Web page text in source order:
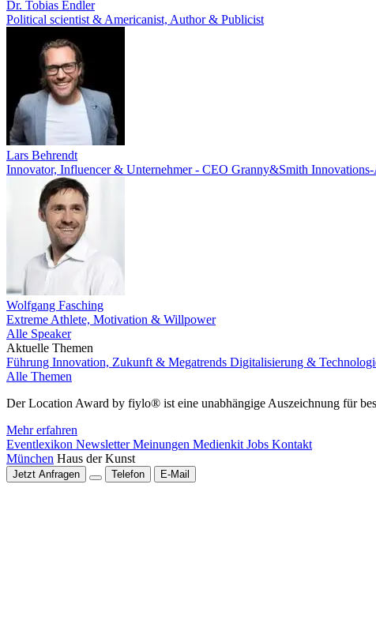
Dr. Tobias Endler
Political scientist & Americanist, Author & Publicist
Lars Behrendt
Innovator, Influencer & Unternehmer - CEO Granny&Smith
Wolfgang Fasching
Extreme Athlete, Motivation & Willpower
Alle Speaker
Aktuelle Themen
Führung Innovation, Zukunft & Megatrends Digitalisierung &
Alle Themen
Der Location Award by fiylo® ist eine unabhängige Auszeichnung für
Mehr erfahren
Eventlexikon NewsletterMeinungen Medienkit Jobs Kontakt
München Haus der Kunst
Jetzt Anfragen Telefon E-Mail